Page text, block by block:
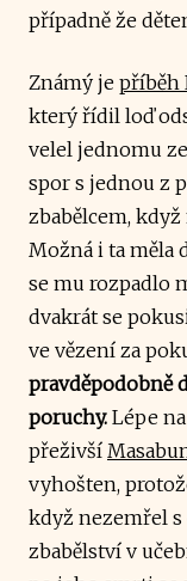
případně že
Známý je příběh
který řídil loď
velel jednomu
spor s jednou z
zbabělcem,
Možná i ta měla
se mu rozpadlo
dvakrát se
ve vězení za
pravděpodobně
poruchy. Lépe
přeživší
vyhošten,
když nezemřel
zbabělství v